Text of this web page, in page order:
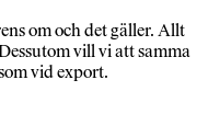
om och det gäller. Allt
vill vi att samma
vid export.